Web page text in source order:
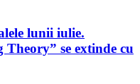
lunii iulie.
se extinde cu